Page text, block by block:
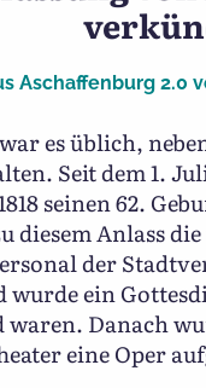
Aschaffenburg 2.0
es üblich,
Seit dem 1.
seinen 62.
diesem Anlass
der
ein
Danach
eine Oper